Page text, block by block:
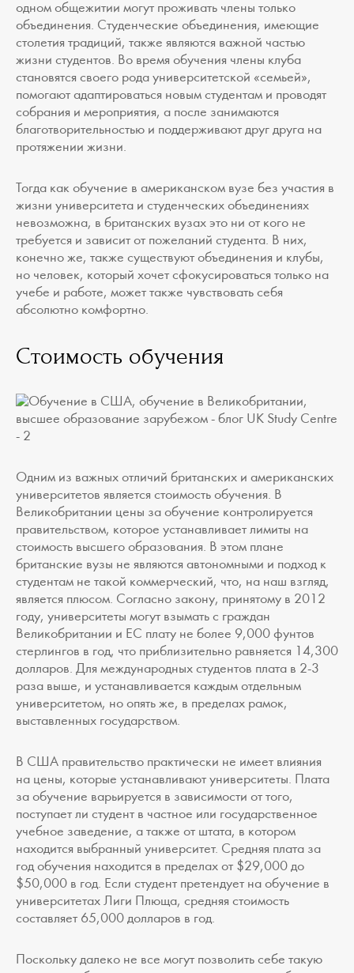
одном общежитии могут проживать члены только
объединения. Студенческие объединения, имеющие
столетия традиций, также являются важной частью
жизни студентов. Во время обучения члены клуба
становятся своего рода университетской «семьей»,
помогают адаптироваться новым студентам и проводят
собрания и мероприятия, а после занимаются
благотворительностью и поддерживают друг друга на
протяжении жизни.
Тогда как обучение в американском вузе без участия в
жизни университета и студенческих объединениях
невозможна, в британских вузах это ни от кого не
требуется и зависит от пожеланий студента. В них,
конечно же, также существуют объединения и клубы,
но человек, который хочет сфокусироваться только на
учебе и работе, может также чувствовать себя
абсолютно комфортно.
Стоимость обучения
Одним из важных отличий британских и американских
университетов является стоимость обучения. В
Великобритании цены за обучение контролируется
правительством, которое устанавливает лимиты на
стоимость высшего образования. В этом плане
британские вузы не являются автономными и подход к
студентам не такой коммерческий, что, на наш взгляд,
является плюсом. Согласно закону, принятому в 2012
году, университеты могут взымать с граждан
Великобритании и ЕС плату не более 9,000 фунтов
стерлингов в год, что приблизительно равняется 14,300
долларов. Для международных студентов плата в 2-3
раза выше, и устанавливается каждым отдельным
университетом, но опять же, в пределах рамок,
выставленных государством.
В США правительство практически не имеет влияния
на цены, которые устанавливают университеты. Плата
за обучение варьируется в зависимости от того,
поступает ли студент в частное или государственное
учебное заведение, а также от штата, в котором
находится выбранный университет. Средняя плата за
год обучения находится в пределах от $29,000 до
$50,000 в год. Если студент претендует на обучение в
университетах Лиги Плюща, средняя стоимость
составляет 65,000 долларов в год.
Поскольку далеко не все могут позволить себе такую